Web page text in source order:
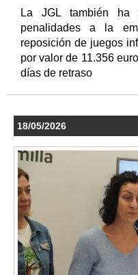
La JGL también ha
penalidades a la
reposición de juegos
por valor de 11.356
días de retraso
18/05/2026